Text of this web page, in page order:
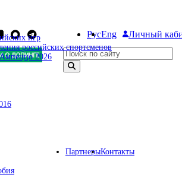
РусEng
Личный
Поиск по сайту
игр
российских спортсменов
2026
ПартнерыКонтакты